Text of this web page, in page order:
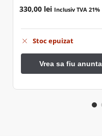
330,00 lei Inclusiv TVA 21%
Stoc epuizat